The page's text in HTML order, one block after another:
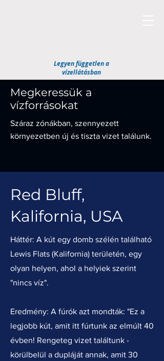
Legyen független a
vízellátásban
Megkeressük a
vízforrásokat
Száraz zónákban, szennyezett
környezetben új és tiszta vizet találunk.
Red Bluff,
Kalifornia, USA
Háttér: A kút egy domb szélén található
Lewis Flats (Kalifornia) területén, egy
olyan helyen, ahol a helyiek szerint
"nincs víz".
Eredmény: A fúrók azt mondták: "Ez a
legjobb kút, amit itt fúrtunk az elmúlt 40
évben! Rengeteg vizet találtunk -
körülbelül a dupláját annak, amit 30